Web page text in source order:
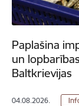
Paplašina
un
Baltkrievijas
04.08.2026.